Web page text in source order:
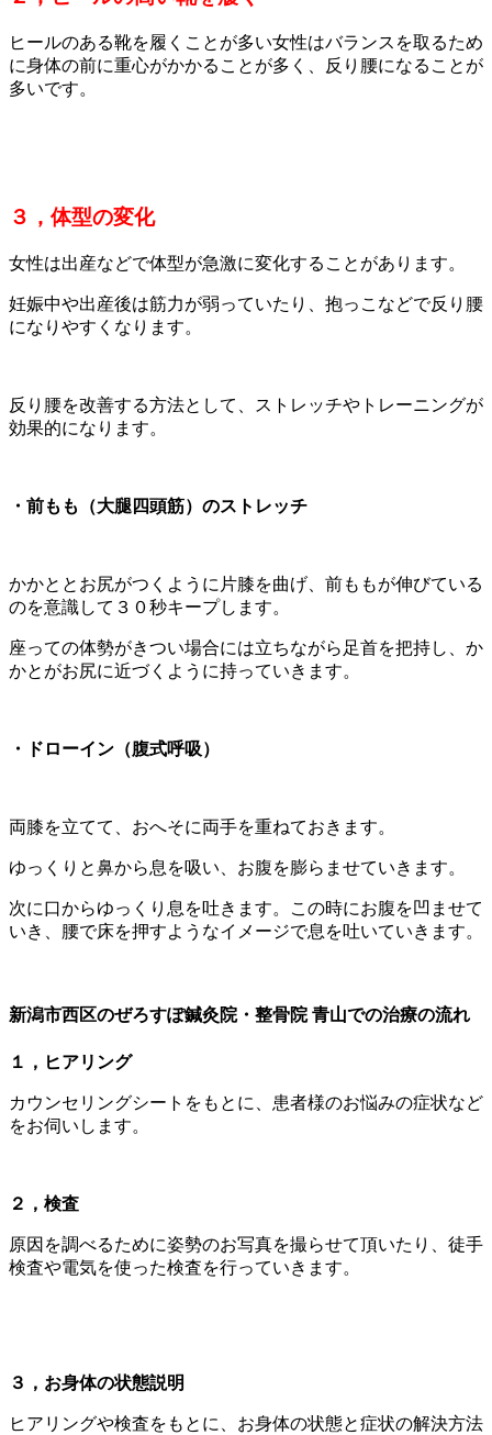
ヒールのある靴を履くことが多い女性はバランスを取るため
に身体の前に重心がかかることが多く、反り腰になることが
多いです。
３，体型の変化
女性は出産などで体型が急激に変化することがあります。
妊娠中や出産後は筋力が弱っていたり、抱っこなどで反り腰
になりやすくなります。
反り腰を改善する方法として、ストレッチやトレーニングが
効果的になります。
・前もも（大腿四頭筋）のストレッチ
かかととお尻がつくように片膝を曲げ、前ももが伸びている
のを意識して３０秒キープします。
座っての体勢がきつい場合には立ちながら足首を把持し、か
かとがお尻に近づくように持っていきます。
・ドローイン（腹式呼吸）
両膝を立てて、おへそに両手を重ねておきます。
ゆっくりと鼻から息を吸い、お腹を膨らませていきます。
次に口からゆっくり息を吐きます。この時にお腹を凹ませて
いき、腰で床を押すようなイメージで息を吐いていきます。
新潟市西区のぜろすぽ鍼灸院・整骨院青山での治療の流れ
１，ヒアリング
カウンセリングシートをもとに、患者様のお悩みの症状など
をお伺いします。
２，検査
原因を調べるために姿勢のお写真を撮らせて頂いたり、徒手
検査や電気を使った検査を行っていきます。
３，お身体の状態説明
ヒアリングや検査をもとに、お身体の状態と症状の解決方法